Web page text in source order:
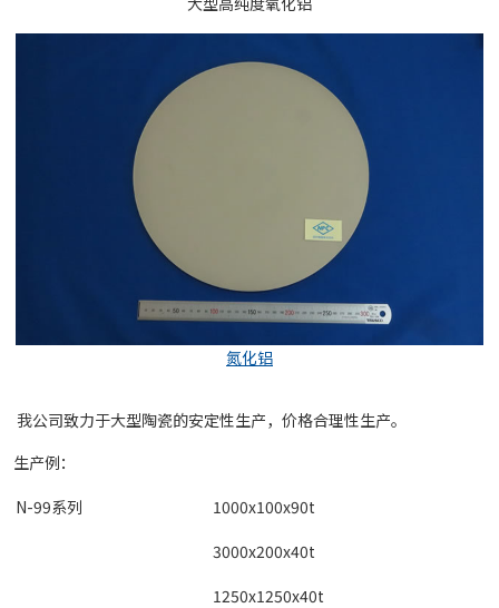
氮化铝
我公司致力于大型陶瓷的安定性生产，价格合理性生产。
生产例：
N-99系列
1000x100x90t
3000x200x40t
1250x1250x40t